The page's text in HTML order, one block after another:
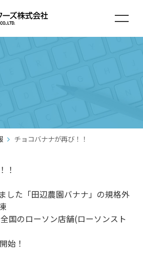
チョコバナナが再び！！
！
した「田辺農園バナナ」の規格外
国のローソン店舗(ローソンスト
始！